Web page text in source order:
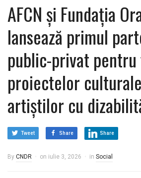
AFCN și Fundația
lansează primul
public-privat
proiectelor
artiștilor cu
Tweet Share Share
By CNDR on iulie 3, 2026 in Social